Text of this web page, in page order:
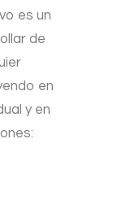
es un
de
en
y en